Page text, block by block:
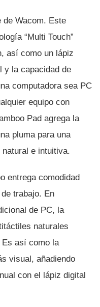
de Wacom. Este
“Multi Touch”
así­ como un lápiz
y la capacidad de
computadora sea PC
equipo con
Pad agrega la
pluma para una
e intuitiva.
entrega comodidad
trabajo. En
de PC, la
naturales
Es así­ como la
visual, añadiendo
con el lápiz digital